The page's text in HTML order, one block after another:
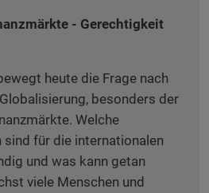
- Gerechtigkeit
heute die Frage nach
besonders der
Welche
sind für die internationalen
und was kann getan
viele Menschen und